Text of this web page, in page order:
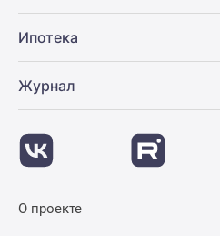
Ипотека
Журнал
О проекте